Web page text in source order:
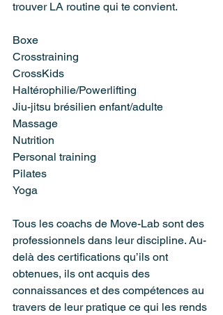
trouver LA routine qui te convient.
Boxe
Crosstraining
CrossKids
Haltérophilie/Powerlifting
Jiu-jitsu brésilien enfant/adulte
Massage
Nutrition
Personal training
Pilates
Yoga
Tous les coachs de Move-Lab sont des
professionnels dans leur discipline. Au-
delà des certifications qu’ils ont
obtenues, ils ont acquis des
connaissances et des compétences au
travers de leur pratique ce qui les rends